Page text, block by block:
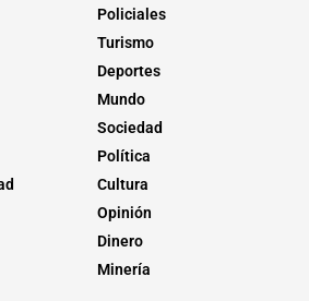
Policiales
Turismo
Deportes
Mundo
Sociedad
Política
Cultura
Opinión
Dinero
Minería